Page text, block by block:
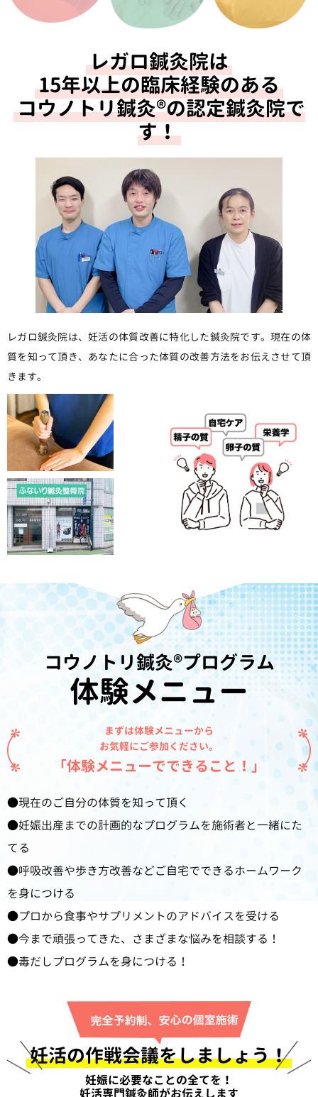
レガロ鍼灸院は
15年以上の臨床経験のある
コウノトリ鍼灸®︎の認定鍼灸院で
す！
レガロ鍼灸院は、妊活の体質改善に特化した鍼灸院です。現在の体
質を知って頂き、あなたに合った体質の改善方法をお伝えさせて頂
きます。
コウノトリ鍼灸®プログラム
体験メニュー
まずは体験メニューから
お気軽にご参加ください。
「体験メニューでできること！」
現在のご自分の体質を知って頂く
妊娠出産までの計画的なプログラムを施術者と一緒にた
てる
呼吸改善や歩き方改善などご自宅でできるホームワーク
を身につける
プロから食事やサプリメントのアドバイスを受ける
今まで頑張ってきた、さまざまな悩みを相談する！
毒だしプログラムを身につける！
妊活の作戦会議をしましょう！
妊娠に必要なことの全てを！
妊活専門鍼灸師がお伝えします